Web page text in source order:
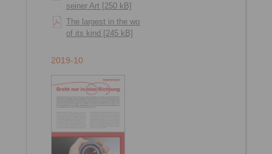
seiner Art [250 kB]
The largest in the world
of its kind [245 kB]
2019-10